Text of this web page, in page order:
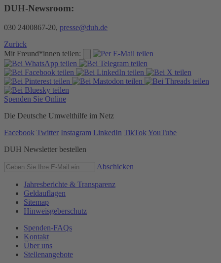
DUH-Newsroom:
030 2400867-20, presse@duh.de
Zurück
Mit Freund*innen teilen:
Spenden Sie Online
Die Deutsche Umwelthilfe im Netz
Facebook Twitter Instagram LinkedIn TikTok YouTube
DUH Newsletter bestellen
Abschicken
Jahresberichte & Transparenz
Geldauflagen
Sitemap
Hinweisgeberschutz
Spenden-FAQs
Kontakt
Über uns
Stellenangebote